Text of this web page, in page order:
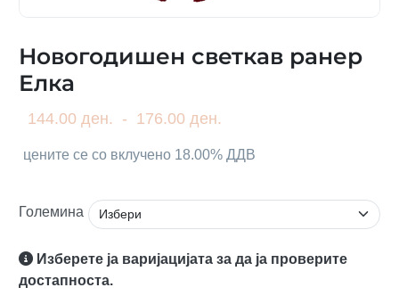
Новогодишен светкав ранер
Елка
144.00 ден. - 176.00 ден.
цените се со вклучено 18.00% ДДВ
Големина
Изберете ја варијацијата за да ја проверите
достапноста.